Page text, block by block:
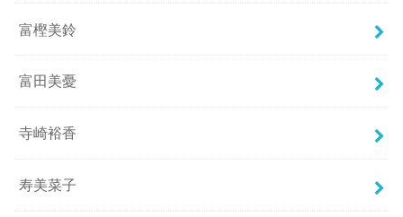
富樫美鈴
富田美憂
寺崎裕香
寿美菜子